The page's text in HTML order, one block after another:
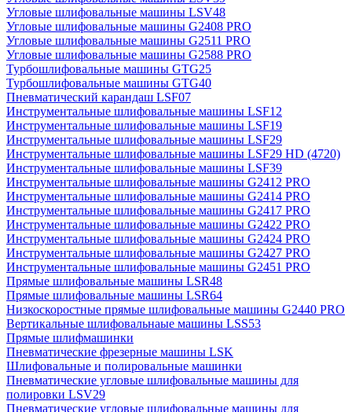
Угловые шлифовальные машины LSV48
Угловые шлифовальные машины G2408 PRO
Угловые шлифовальные машины G2511 PRO
Угловые шлифовальные машины G2588 PRO
Турбошлифовальные машины GTG25
Турбошлифовальные машины GTG40
Пневматический карандаш LSF07
Инструментальные шлифовальные машины LSF12
Инструментальные шлифовальные машины LSF19
Инструментальные шлифовальные машины LSF29
Инструментальные шлифовальные машины LSF29 HD (4720)
Инструментальные шлифовальные машины LSF39
Инструментальные шлифовальные машины G2412 PRO
Инструментальные шлифовальные машины G2414 PRO
Инструментальные шлифовальные машины G2417 PRO
Инструментальные шлифовальные машины G2422 PRO
Инструментальные шлифовальные машины G2424 PRO
Инструментальные шлифовальные машины G2427 PRO
Инструментальные шлифовальные машины G2451 PRO
Прямые шлифовальные машины LSR48
Прямые шлифовальные машины LSR64
Низкоскоростные прямые шлифовальные машины G2440 PRO
Вертикальные шлифовальнаые машины LSS53
Прямые шлифмашинки
Пневматические фрезерные машины LSK
Шлифовальные и полировальные машинки
Пневматические угловые шлифовальные машины для
полировки LSV29
Пневматические угловые шлифовальные машины для